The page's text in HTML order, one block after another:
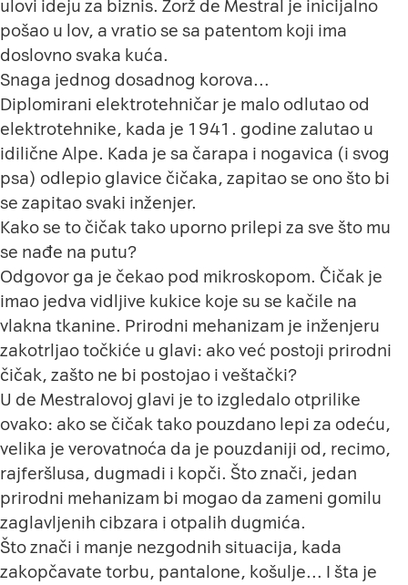
ulovi ideju za biznis. Žorž de Mestral je inicijalno
pošao u lov, a vratio se sa patentom koji ima
doslovno svaka kuća.
Snaga jednog dosadnog korova…
Diplomirani elektrotehničar je malo odlutao od
elektrotehnike, kada je 1941. godine zalutao u
idilične Alpe. Kada je sa čarapa i nogavica (i svog
psa) odlepio glavice čičaka, zapitao se ono što bi
se zapitao svaki inženjer.
Kako se to čičak tako uporno prilepi za sve što mu
se nađe na putu?
Odgovor ga je čekao pod mikroskopom. Čičak je
imao jedva vidljive kukice koje su se kačile na
vlakna tkanine. Prirodni mehanizam je inženjeru
zakotrljao točkiće u glavi: ako već postoji prirodni
čičak, zašto ne bi postojao i veštački?
U de Mestralovoj glavi je to izgledalo otprilike
ovako: ako se čičak tako pouzdano lepi za odeću,
velika je verovatnoća da je pouzdaniji od, recimo,
rajferšlusa, dugmadi i kopči. Što znači, jedan
prirodni mehanizam bi mogao da zameni gomilu
zaglavljenih cibzara i otpalih dugmića.
Što znači i manje nezgodnih situacija, kada
zakopčavate torbu, pantalone, košulje… I šta je